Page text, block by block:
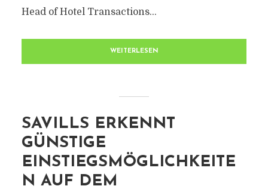
Head of Hotel Transactions...
WEITERLESEN
SAVILLS ERKENNT
GÜNSTIGE
EINSTIEGSMÖGLICHKEITE
N AUF DEM